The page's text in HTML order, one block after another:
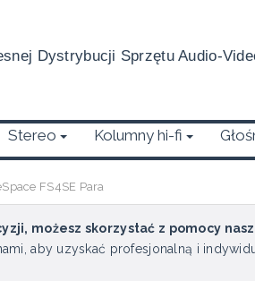
Dystrybucji Sprzętu Audio-
Stereo Kolumny hi-fi
FS4SE Para
możesz skorzystać z pomocy
aby uzyskać profesjonalną i